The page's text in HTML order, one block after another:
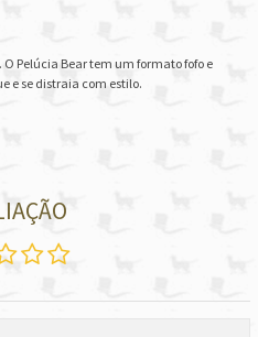
Pelúcia Bear tem um formato fofo e
e se distraia com estilo.